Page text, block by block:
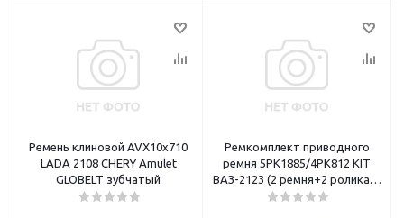
Ремень клиновой AVX10x710
LADA 2108 CHERY Amulet
GLOBELT зубчатый
Ремкомплект приводного
ремня 5PK1885/4PK812 KIT
ВАЗ-2123 (2 ремня+2 ролика) с
AC GLOBELT